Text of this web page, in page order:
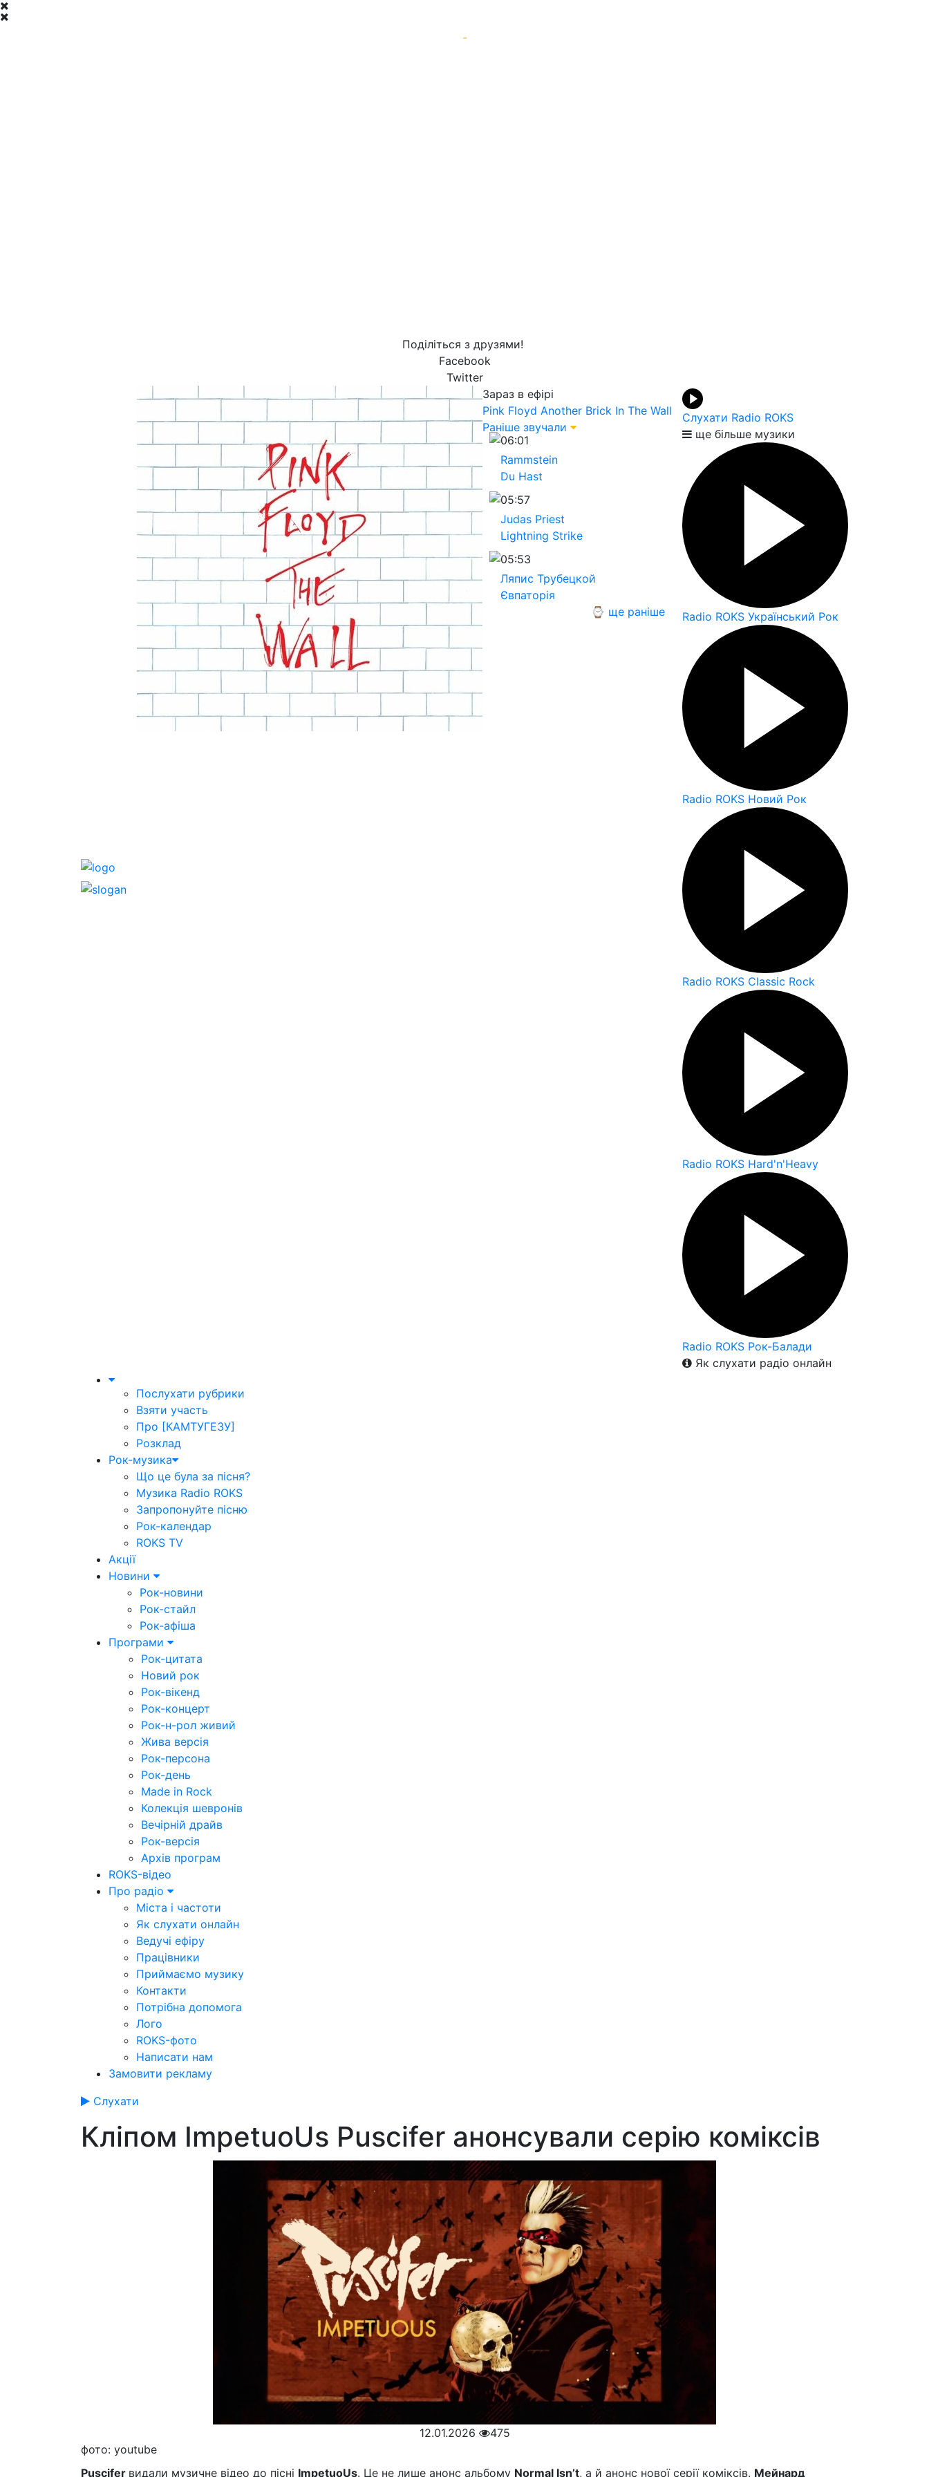
-
Поділіться з друзями!
Facebook
Twitter
Зараз в ефірі
Pink Floyd Another Brick In The Wall
Раніше звучали
06:01
Rammstein
Du Hast
05:57
Judas Priest
Lightning Strike
05:53
Ляпис Трубецкой
Євпаторія
⌚ ще раніше
Слухати Radio ROKS
ще більше музики
Radio ROKS Український Рок
Radio ROKS Новий Рок
Radio ROKS Classic Rock
Radio ROKS Hard'n'Heavy
Radio ROKS Рок-Балади
Як слухати радіо онлайн
Послухати рубрики
Взяти участь
Про [КАМТУГЕЗУ]
Розклад
Рок-музика
Що це була за пісня?
Музика Radio ROKS
Запропонуйте пісню
Рок-календар
ROKS TV
Акції
Новини
Рок-новини
Рок-стайл
Рок-афіша
Програми
Рок-цитата
Новий рок
Рок-вікенд
Рок-концерт
Рок-н-рол живий
Жива версія
Рок-персона
Рок-день
Made in Rock
Колекція шевронів
Вечірній драйв
Рок-версія
Архів програм
ROKS-відео
Про радіо
Міста і частоти
Як слухати онлайн
Ведучі ефіру
Працівники
Приймаємо музику
Контакти
Потрібна допомога
Лого
ROKS-фото
Написати нам
Замовити рекламу
Слухати
Кліпом ImpetuoUs Puscifer анонсували серію коміксів
12.01.2026
475
фото: youtube
Puscifer видали музичне відео до пісні ImpetuoUs. Це не лише анонс альбому Normal Isn’t, а й анонс нової серії коміксів. Мейнард